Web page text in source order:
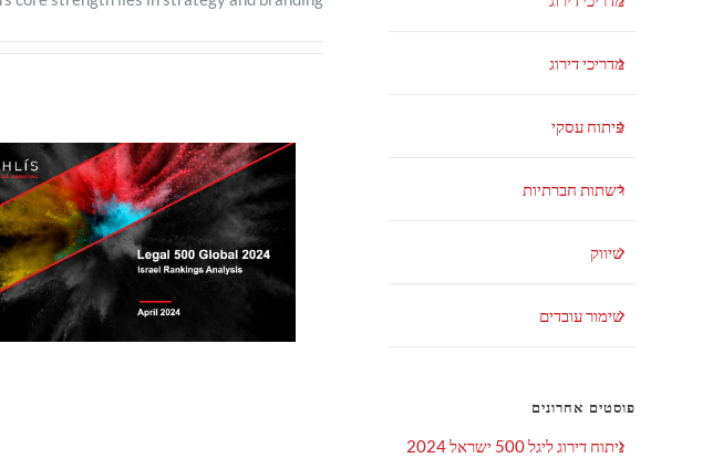
מדריכי דירוג
פיתוח עסקי
רשתות חברתיות
שיווק
שימור עובדים
פוסטים אחרונים
ניתוח דירוג ליגל 500 ישראל 2024